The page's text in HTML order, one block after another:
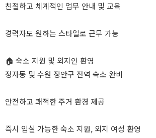
친절하고 체계적인 업무 안내 및 교육
경력자도 원하는 스타일로 근무 가능
🏠 숙소 지원 및 외지인 환영
정자동 및 수원 장안구 전역 숙소 완비
안전하고 쾌적한 주거 환경 제공
즉시 입실 가능한 숙소 지원, 외지 여성 환영